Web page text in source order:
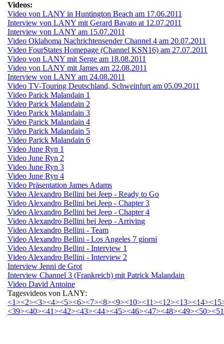
Videos:
Video von LANY in Huntington Beach am 17.06.2011
Interview von LANY mit Gerard Bavato at 12.07.2011
Interview von LANY am 15.07.2011
Video Oklahoma Nachrichtensender Channel 4 am 20.07.2011
Video FourStates Homepage (Channel KSN16) am 27.07.2011
Video von LANY mit Serge am 18.08.2011
Video von LANY mit James am 22.08.2011
Interview von LANY am 24.08.2011
Video TV-Touring Deutschland, Schweinfurt am 05.09.2011
Video Parick Malandain 1
Video Parick Malandain 2
Video Parick Malandain 3
Video Parick Malandain 4
Video Parick Malandain 5
Video Parick Malandain 6
Video June Ryn 1
Video June Ryn 2
Video June Ryn 3
Video June Ryn 4
Video Präsentation James Adams
Video Alexandro Bellini bei Jeep - Ready to Go
Video Alexandro Bellini bei Jeep - Chapter 3
Video Alexandro Bellini bei Jeep - Chapter 4
Video Alexandro Bellini bei Jeep - Arriving
Video Alexandro Bellini - Team
Video Alexandro Bellini - Los Angeles 7 giorni
Video Alexandro Bellini - Interview 1
Video Alexandro Bellini - Interview 2
Interview Jenni de Grot
Interview Channel 3 (Frankreich) mit Patrick Malandain
Video David Antoine
Tagesvideos von LANY:
<1><2><3><4><5><6><7><8><9><10><11><12><13><14>
<39><40><41><42><43><44><45><46><47><48><49><50>